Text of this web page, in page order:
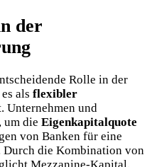
der
Rolle in der
als flexibler
Unternehmen und
um die Eigenkapitalquote
von Banken für eine
die Kombination von